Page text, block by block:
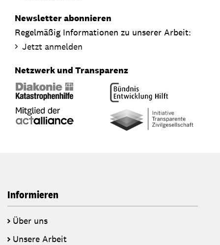
Newsletter abonnieren
Regelmäßig Informationen zu unserer Arbeit:
Jetzt anmelden
Netzwerk und Transparenz
Informieren
Über uns
Unsere Arbeit